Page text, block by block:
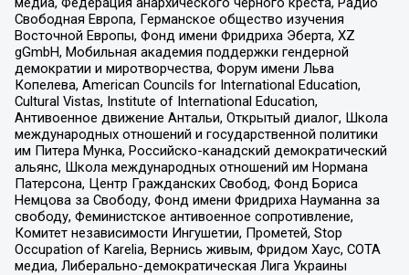
Свободная Европа, Германское общество изучения
Восточной Европы, Фонд имени Фридриха Эберта, XZ
gGmbH, Мобильная академия поддержки гендерной
демократии и миротворчества, Форум имени Льва
Копелева, American Councils for International Education,
Cultural Vistas, Institute of International Education,
Антивоенное движение Антальи, Открытый диалог, Школа
международных отношений и государственной политики
им Питера Мунка, Российско-канадский демократический
альянс, Школа международных отношений им Нормана
Патерсона, Центр Гражданских Свобод, Фонд Бориса
Немцова за Свободу, Фонд имени Фридриха Науманна за
свободу, Феминистское антивоенное сопротивление,
Комитет независимости Ингушетии, Прометей, Stop
Occupation of Karelia, Вернись живым, Фридом Хаус, СОТА
медиа, Либерально-демократическая Лига Украины